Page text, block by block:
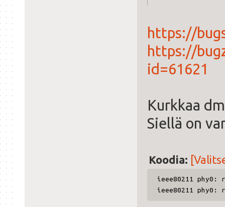
https://
https://
id=61621
Kurkkaa
Siellä on
Koodia:
ieee80211 phy0:
ieee80211